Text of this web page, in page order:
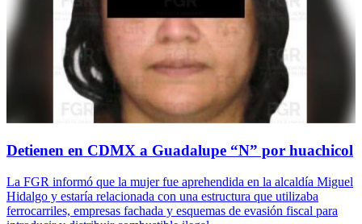
Detienen en CDMX a Guadalupe “N” por huachicol
La FGR informó que la mujer fue aprehendida en la alcaldía Miguel
Hidalgo y estaría relacionada con una estructura que utilizaba
ferrocarriles, empresas fachada y esquemas de evasión fiscal para